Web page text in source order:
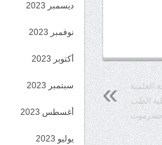
العلمية
الطب
حضرموت
ديسمبر 2023
نوفمبر 2023
أكتوبر 2023
سبتمبر 2023
أغسطس 2023
يوليو 2023